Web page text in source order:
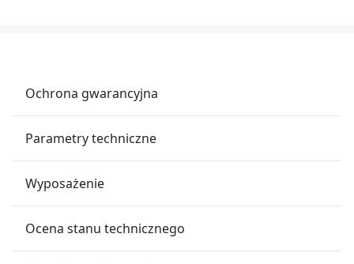
Ochrona gwarancyjna
Parametry techniczne
Wyposażenie
Ocena stanu technicznego